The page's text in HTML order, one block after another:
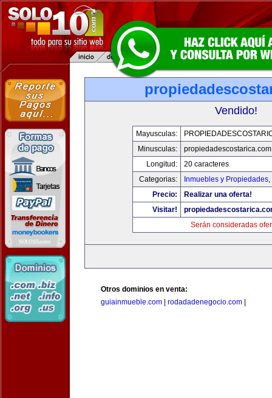
Vendido!
Mayusculas:
Minusculas:
propiedadescostarica.com
Longitud:
20 caracteres
Categorias:
Inmuebles y Propiedades,
Precio:
Realizar una oferta!
Visitar!
Serán consideradas
Otros dominios en venta:
guiainmueble.com
rodadadenegocio.com